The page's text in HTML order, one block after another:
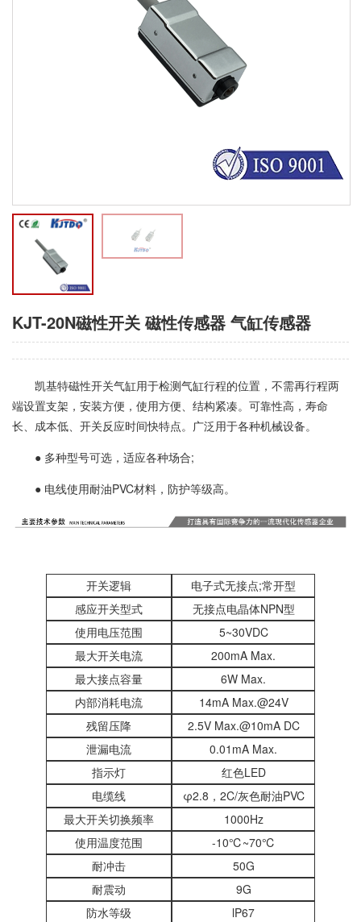
KJT-20N磁性开关 磁性传感器 气缸传感器
凯基特磁性开关气缸用于检测气缸行程的位置，不需再行程两
端设置支架，安装方便，使用方便、结构紧凑。可靠性高，寿命
长、成本低、开关反应时间快特点。广泛用于各种机械设备。
● 多种型号可选，适应各种场合;
● 电线使用耐油PVC材料，防护等级高。
开关逻辑
电子式无接点;常开型
感应开关型式
无接点电晶体NPN型
使用电压范围
5~30VDC
最大开关电流
200mA Max.
最大接点容量
6W Max.
内部消耗电流
14mA Max.@24V
残留压降
2.5V Max.@10mA DC
泄漏电流
0.01mA Max.
指示灯
红色LED
电缆线
φ2.8，2C/灰色耐油PVC
最大开关切换频率
1000Hz
使用温度范围
-10℃~70℃
耐冲击
50G
耐震动
9G
防水等级
lP67